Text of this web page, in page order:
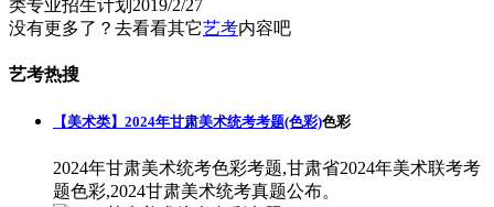
类专业招生计划 2019/2/27
没有更多了？去看看其它艺考内容吧
艺考热搜
【美术类】2024年甘肃美术统考考题(色彩)色彩
2024年甘肃美术统考色彩考题,甘肃省2024年美术联考考
题色彩,2024甘肃美术统考真题公布。